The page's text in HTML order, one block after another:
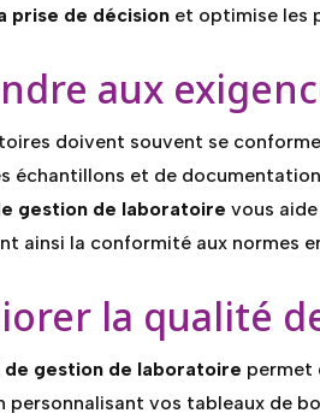
prise de décision et optimise les
aux
doivent souvent se
échantillons et de
gestion de laboratoire vous
ainsi la conformité aux normes
la qualité
de gestion de laboratoire permet
personnalisant vos tableaux de